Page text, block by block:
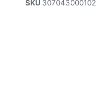
SKU 307043000102